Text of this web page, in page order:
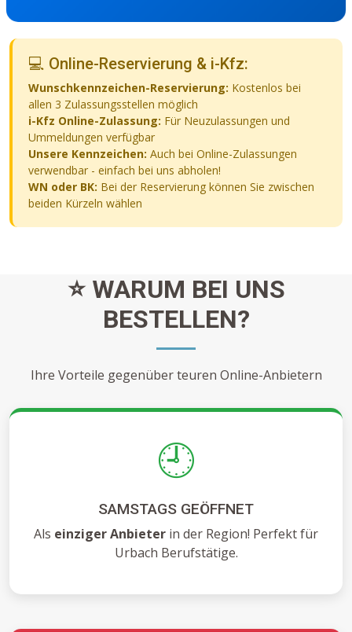
💻 Online-Reservierung & i-Kfz:
Wunschkennzeichen-Reservierung: Kostenlos bei
allen 3 Zulassungsstellen möglich
i-Kfz Online-Zulassung: Für Neuzulassungen und
Ummeldungen verfügbar
Unsere Kennzeichen: Auch bei Online-Zulassungen
verwendbar - einfach bei uns abholen!
WN oder BK: Bei der Reservierung können Sie zwischen
beiden Kürzeln wählen
⭐ WARUM BEI UNS
BESTELLEN?
Ihre Vorteile gegenüber teuren Online-Anbietern
🕘
SAMSTAGS GEÖFFNET
Als einziger Anbieter in der Region! Perfekt für
Urbach Berufstätige.